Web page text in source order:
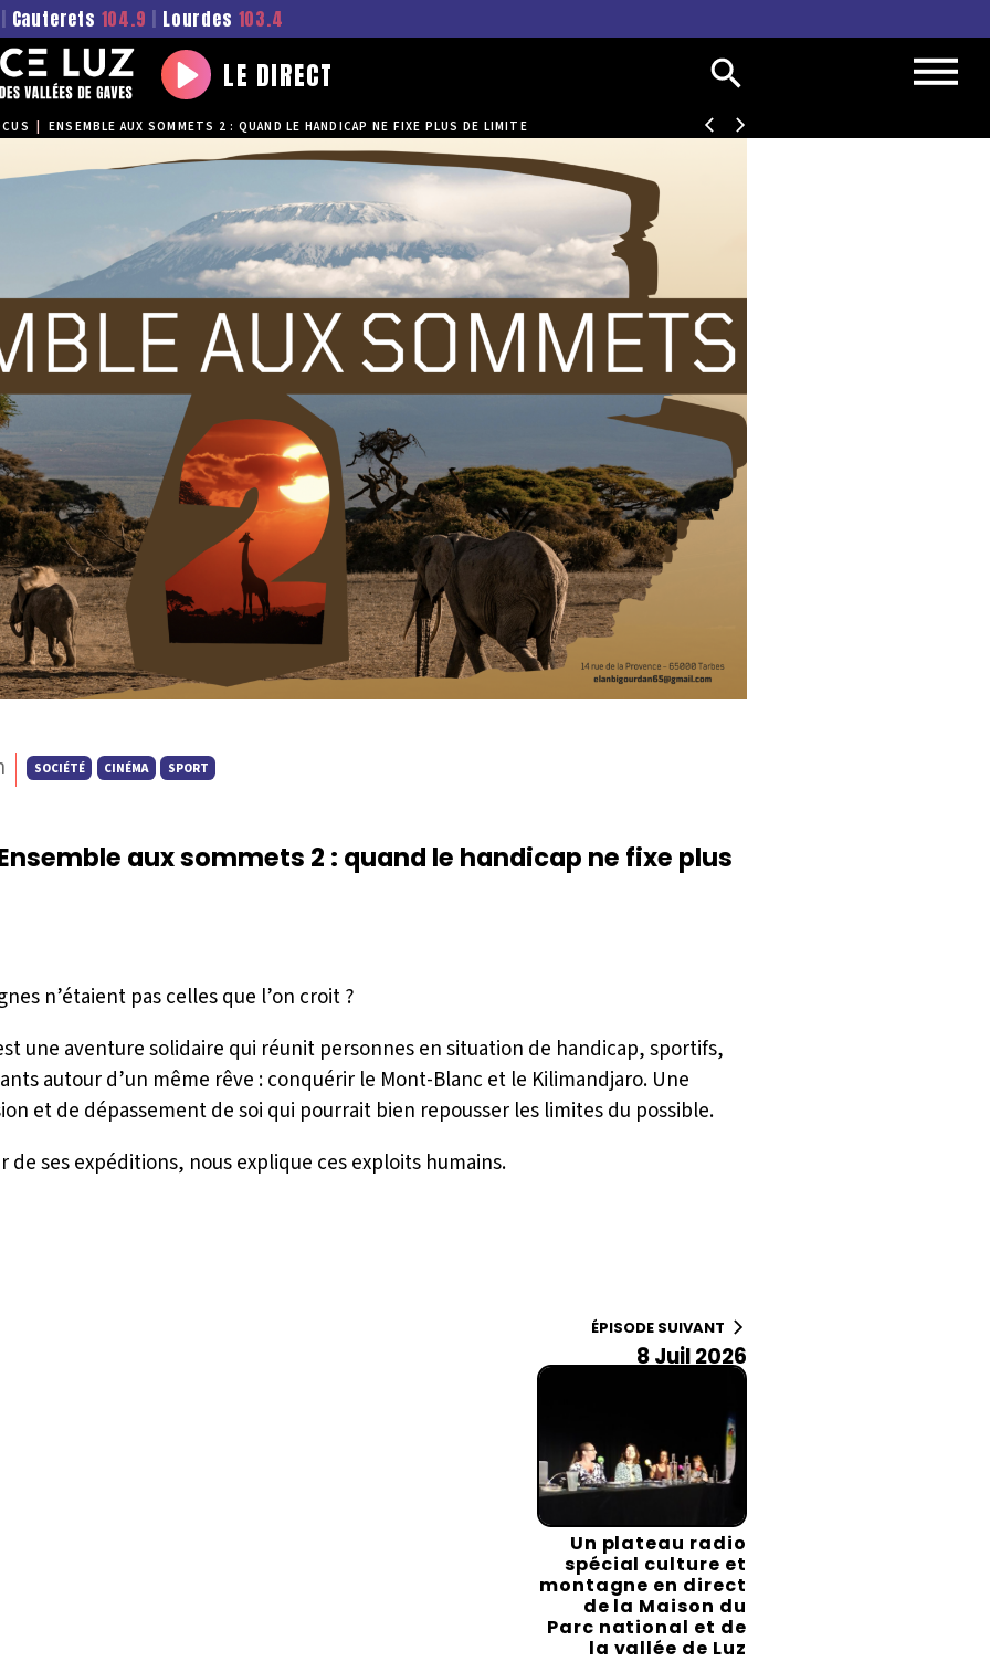
| Cauterets 104.9 | Lourdes 103.4
Play
LE DIRECT
| ENSEMBLE AUX SOMMETS 2 : QUAND LE HANDICAP NE FIXE PLUS DE LIMITE
SOCIÉTÉ CINÉMA SPORT
aux sommets 2 : quand le handicap ne fixe plus
n’étaient pas celles que l’on croit ?
une aventure solidaire qui réunit personnes en situation de handicap, sportifs,
autour d’un même rêve : conquérir le Mont-Blanc et le Kilimandjaro. Une
et de dépassement de soi qui pourrait bien repousser les limites du possible.
de ses expéditions, nous explique ces exploits humains.
ÉPISODE SUIVANT
8 Juil 2026
Un plateau radio
spécial culture et
montagne en direct
de la Maison du
Parc national et de
la vallée de Luz